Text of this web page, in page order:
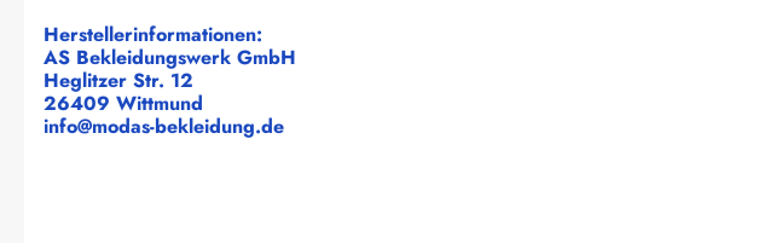
Herstellerinformationen:
AS Bekleidungswerk GmbH
Heglitzer Str. 12
26409 Wittmund
info@modas-bekleidung.de